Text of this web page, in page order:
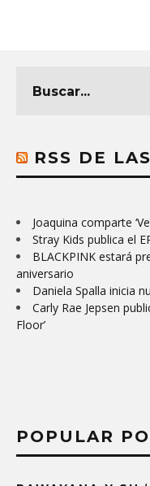
RSS DE
Joaquina comparte
Stray Kids publica el
BLACKPINK estará
aniversario
Daniela Spalla inicia
Carly Rae Jepsen
Floor’
POPULAR